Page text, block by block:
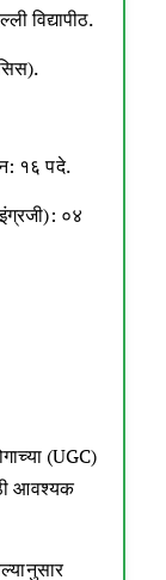
विद्यापीठ.
१६ पदे.
०४
(UGC)
आवश्यक